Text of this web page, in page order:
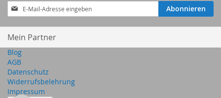
Anmeldung
zum
Newsletter:
Abonnieren
Mein Partner
Blog
AGB
Datenschutz
Widerrufsbelehrung
Impressum